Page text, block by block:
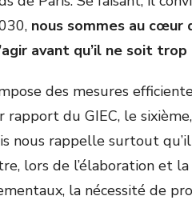
nous sommes au cœur
avant qu’il ne soit
des mesures
rapport du GIEC, le
nous rappelle surtout
lors de l’élaboration et
la nécessité de